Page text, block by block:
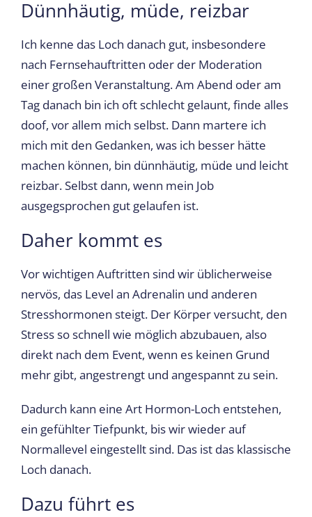
Dünnhäutig, müde, reizbar
Ich kenne das Loch danach gut, insbesondere
nach Fernsehauftritten oder der Moderation
einer großen Veranstaltung. Am Abend oder am
Tag danach bin ich oft schlecht gelaunt, finde alles
doof, vor allem mich selbst. Dann martere ich
mich mit den Gedanken, was ich besser hätte
machen können, bin dünnhäutig, müde und leicht
reizbar. Selbst dann, wenn mein Job
ausgegsprochen gut gelaufen ist.
Daher kommt es
Vor wichtigen Auftritten sind wir üblicherweise
nervös, das Level an Adrenalin und anderen
Stresshormonen steigt. Der Körper versucht, den
Stress so schnell wie möglich abzubauen, also
direkt nach dem Event, wenn es keinen Grund
mehr gibt, angestrengt und angespannt zu sein.
Dadurch kann eine Art Hormon-Loch entstehen,
ein gefühlter Tiefpunkt, bis wir wieder auf
Normallevel eingestellt sind. Das ist das klassische
Loch danach.
Dazu führt es